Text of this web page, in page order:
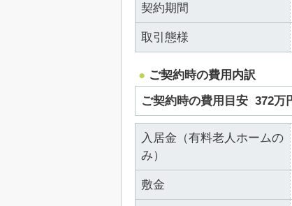
契約期間
取引態様
ご契約時の費用内訳
ご契約時の費用目安 372万
入居金（有料老人ホームの
み）
敷金